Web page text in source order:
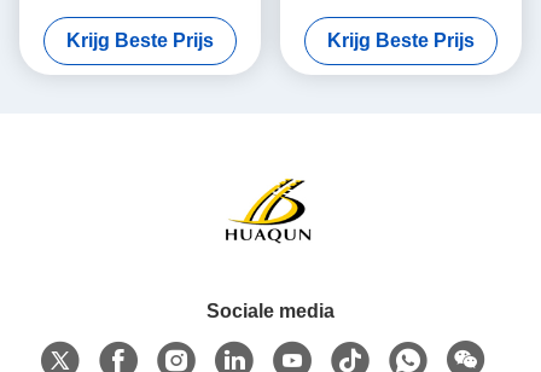
wegmarkeringsmateriaal
Duurzaam milieuvriendelijk
Voor langdurige markering
Krijg Beste Prijs
verf met loodvrije pigmenten
en glazen kralen
Krijg Beste Prijs
Sociale media